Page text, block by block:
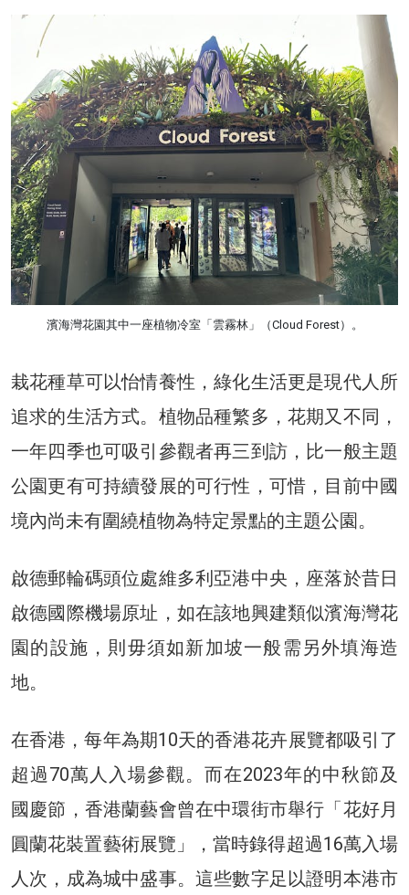
濱海灣花園其中一座植物冷室「雲霧林」（Cloud Forest）。
栽花種草可以怡情養性，綠化生活更是現代人所
追求的生活方式。植物品種繁多，花期又不同，
一年四季也可吸引參觀者再三到訪，比一般主題
公園更有可持續發展的可行性，可惜，目前中國
境內尚未有圍繞植物為特定景點的主題公園。
啟德郵輪碼頭位處維多利亞港中央，座落於昔日
啟德國際機場原址，如在該地興建類似濱海灣花
園的設施，則毋須如新加坡一般需另外填海造
地。
在香港，每年為期10天的香港花卉展覽都吸引了
超過70萬人入場參觀。而在2023年的中秋節及
國慶節，香港蘭藝會曾在中環街市舉行「花好月
圓蘭花裝置藝術展覽」，當時錄得超過16萬入場
人次，成為城中盛事。這些數字足以證明本港市